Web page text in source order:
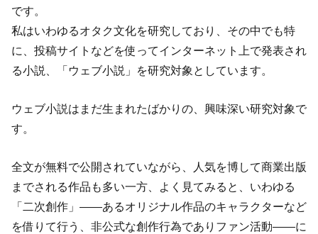
です。
私はいわゆるオタク文化を研究しており、その中でも特
に、投稿サイトなどを使ってインターネット上で発表され
る小説、「ウェブ小説」を研究対象としています。
ウェブ小説はまだ生まれたばかりの、興味深い研究対象で
す。
全文が無料で公開されていながら、人気を博して商業出版
までされる作品も多い一方、よく見てみると、いわゆる
「二次創作」――あるオリジナル作品のキャラクターなど
を借りて行う、非公式な創作行為でありファン活動――に